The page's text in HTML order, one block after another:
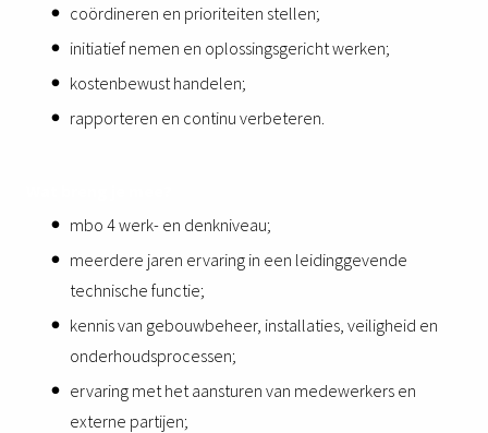
coördineren en prioriteiten stellen;
initiatief nemen en oplossingsgericht werken;
kostenbewust handelen;
rapporteren en continu verbeteren.
mbo 4 werk- en denkniveau;
meerdere jaren ervaring in een leidinggevende
technische functie;
kennis van gebouwbeheer, installaties, veiligheid en
onderhoudsprocessen;
ervaring met het aansturen van medewerkers en
externe partijen;